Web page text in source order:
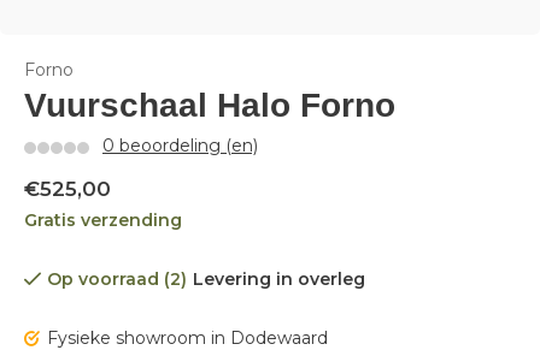
Forno
Vuurschaal Halo Forno
0 beoordeling (en)
€525,00
Gratis verzending
Op voorraad (2) Levering in overleg
Fysieke showroom in Dodewaard